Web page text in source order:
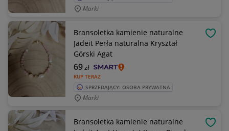
Marki
Bransoletka kamienie naturalne
Jadeit Perła naturalna Kryształ
Górski Agat
KUP TERAZ
69zł
SPRZEDAJĄCY: OSOBA PRYWATNA
Marki
Bransoletka kamienie naturalne